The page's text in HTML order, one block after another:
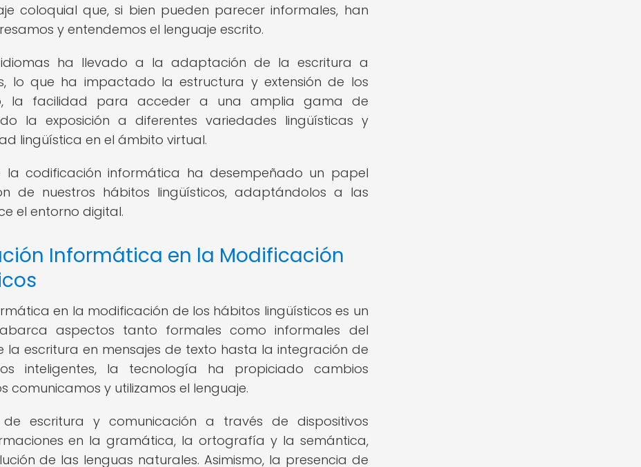
coloquial que, si bien pueden parecer informales, han
y entendemos el lenguaje escrito.
ha llevado a la adaptación de la escritura a
lo que ha impactado la estructura y extensión de los
la facilidad para acceder a una amplia gama de
la exposición a diferentes variedades lingüísticas y
lingüística en el ámbito virtual.
la codificación informática ha desempeñado un papel
de nuestros hábitos lingüísticos, adaptándolos a las
el entorno digital.
Informática en la Modificación
en la modificación de los hábitos lingüísticos es un
aspectos tanto formales como informales del
la escritura en mensajes de texto hasta la integración de
inteligentes, la tecnología ha propiciado cambios
comunicamos y utilizamos el lenguaje.
escritura y comunicación a través de dispositivos
en la gramática, la ortografía y la semántica,
de las lenguas naturales. Asimismo, la presencia de